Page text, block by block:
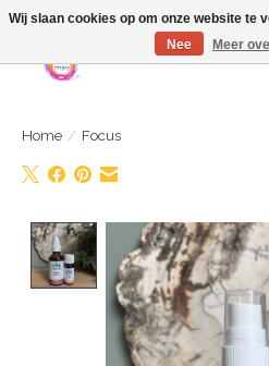
Webshop is geopend maar nog onder
juli
Home / Focus
Product image
Wij slaan cookies op om onze website te
Nee
Meer